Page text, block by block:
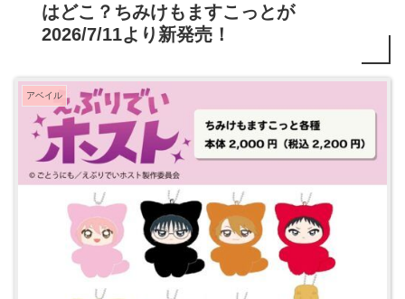
はどこ？ちみけもますこっとが
2026/7/11より新発売！
アベイル